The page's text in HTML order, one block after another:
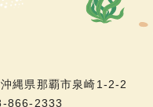
縄県那覇市泉崎1-2-2
866-2333